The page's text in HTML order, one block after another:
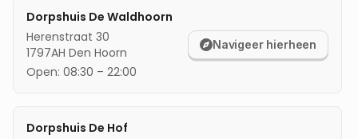
Dorpshuis De Waldhoorn
Herenstraat 30
1797AH Den Hoorn
Open: 08:30 – 22:00
Navigeer hierheen
Dorpshuis De Hof
locatie